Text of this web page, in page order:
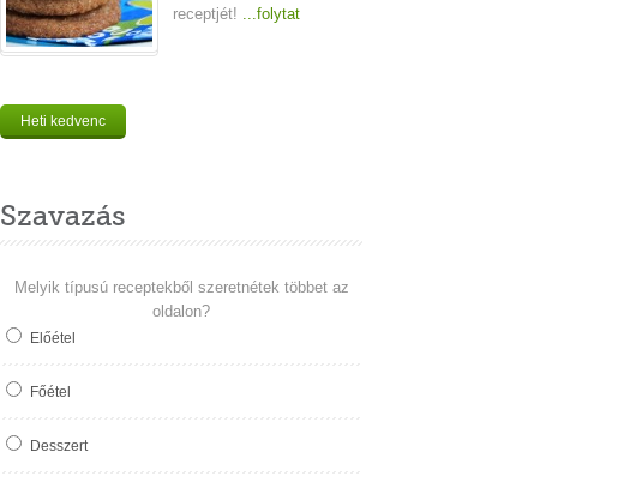
receptjét! ...folytat
Heti kedvenc
Szavazás
Melyik típusú receptekből szeretnétek többet az
oldalon?
Előétel
Főétel
Desszert